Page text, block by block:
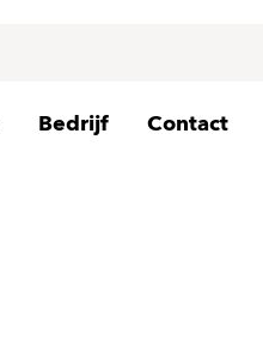
Bedrijf Contact